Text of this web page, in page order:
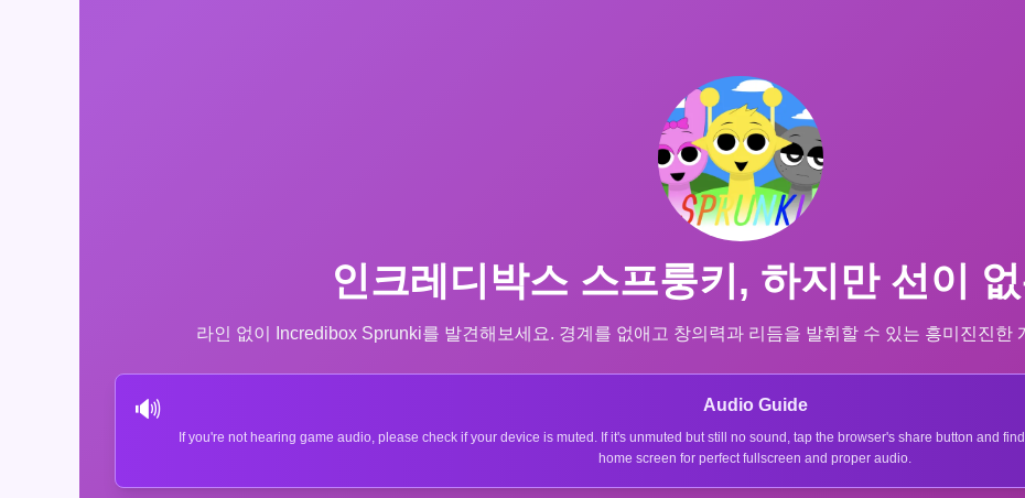
인크레디박스 스프룽키, 하지만 선이
라인 없이 Incredibox Sprunki를 발견해보세요. 경계를 없애고 창의력과 리듬을 발휘할 수 있는 흥미진진한
🔊 Audio Guide
If you're not hearing game audio, please check if your device is muted. If it's unmuted but still no sound, tap the browser's share button and
home screen for perfect fullscreen and proper audio.